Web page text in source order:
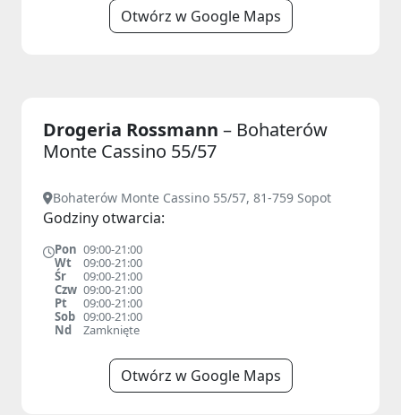
Otwórz w Google Maps
Drogeria Rossmann – Bohaterów
Monte Cassino 55/57
Bohaterów Monte Cassino 55/57, 81-759 Sopot
Godziny otwarcia:
Pon 09:00-21:00
Wt
09:00-21:00
Śr
09:00-21:00
Czw 09:00-21:00
Pt
09:00-21:00
Sob 09:00-21:00
Nd
Zamknięte
Otwórz w Google Maps